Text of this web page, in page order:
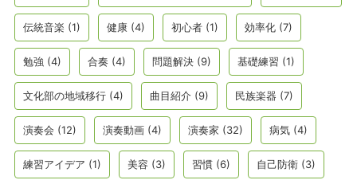
伝統音楽 (1) 健康 (4) 初心者 (1) 効率化 (7)
勉強 (4) 合奏 (4) 問題解決 (9) 基礎練習 (1)
文化部の地域移行 (4) 曲目紹介 (9) 民族楽器 (7)
演奏会 (12) 演奏動画 (4) 演奏家 (32) 病気 (4)
練習アイデア (1) 美容 (3) 習慣 (6) 自己防衛 (3)